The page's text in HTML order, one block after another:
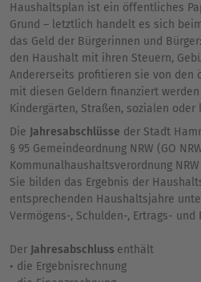
Haushaltsplan ist ein öffentliches
Grund – letztlich handelt es sich
das Geld der Bürgerinnen und
den Haushalt mit ihren Steuern,
Andererseits profitieren sie von den
mit diesen Geldern finanziert werden
Kindergärten, Straßen, sozialen
Die Jahresabschlüsse der Stadt
§ 95 Gemeindeordnung NRW (GO
Kommunalhaushaltsverordnung
Sie bilden das Ergebnis der
entsprechenden Haushaltsjahre
Vermögens-, Schulden-, Ertrags- und
Der Jahresabschluss enthält
• die Ergebnisrechnung